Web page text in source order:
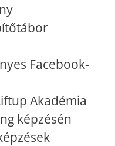
Facebook-
Akadémia
képzésén